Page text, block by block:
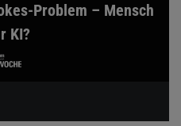
Problem – Mensch
KI?